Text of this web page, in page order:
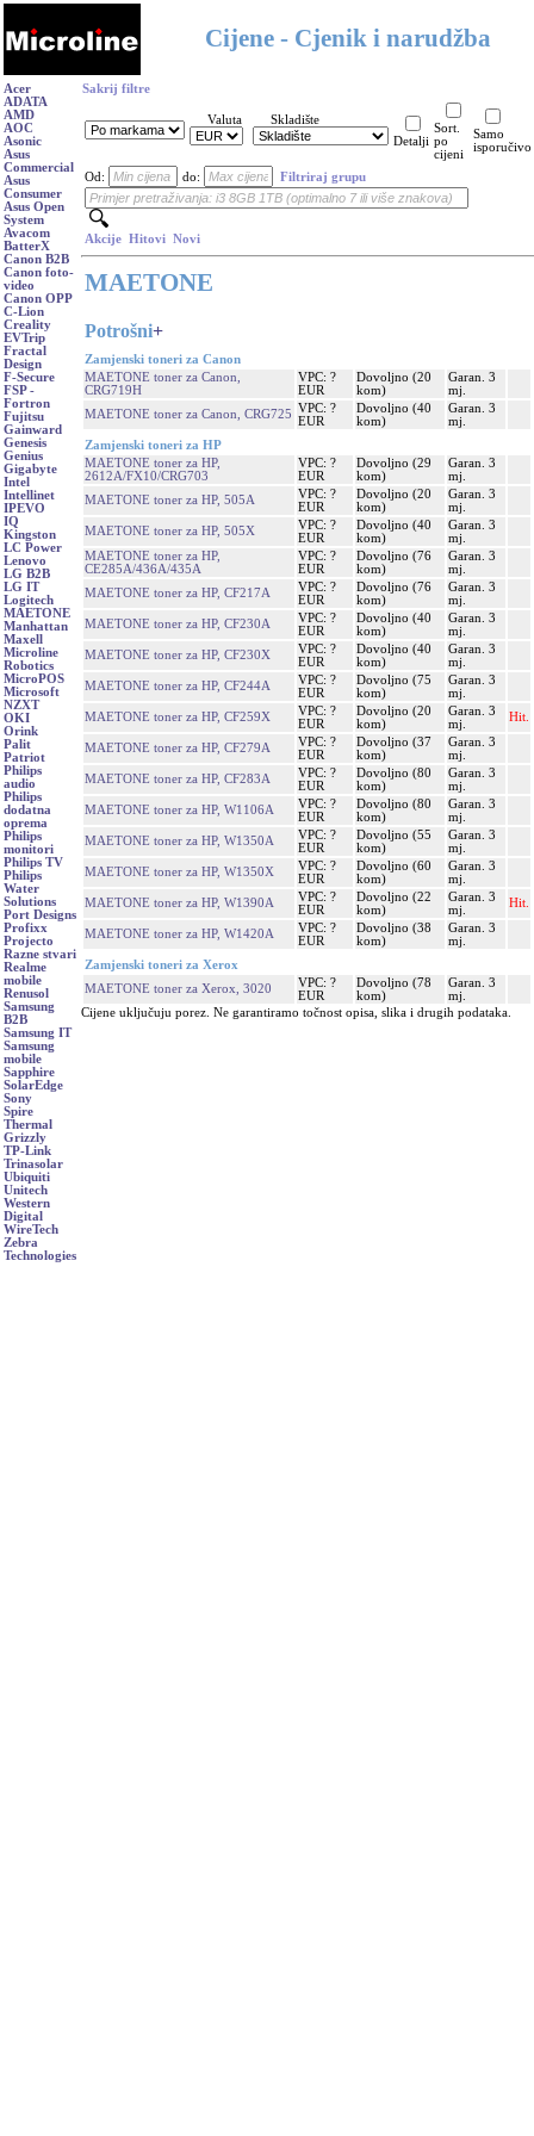
Cijene - Cjenik i narudžba
Acer
ADATA
AMD
AOC
Asonic
Asus
Commercial
Asus
Consumer
Asus Open
System
Avacom
BatterX
Canon B2B
Canon foto-
video
Canon OPP
C-Lion
Creality
EVTrip
Fractal
Design
F-Secure
FSP -
Fortron
Fujitsu
Gainward
Genesis
Genius
Gigabyte
Intel
Intellinet
IPEVO
IQ
Kingston
LC Power
Lenovo
LG B2B
LG IT
Logitech
MAETONE
Manhattan
Maxell
Microline
Robotics
MicroPOS
Microsoft
NZXT
OKI
Orink
Palit
Patriot
Philips
audio
Philips
dodatna
oprema
Philips
monitori
Philips TV
Philips
Water
Solutions
Port Designs
Profixx
Projecto
Razne stvari
Realme
mobile
Renusol
Samsung
B2B
Samsung IT
Samsung
mobile
Sapphire
SolarEdge
Sony
Spire
Thermal
Grizzly
TP-Link
Trinasolar
Ubiquiti
Unitech
Western
Digital
WireTech
Zebra
Technologies
Sakrij filtre
Valuta
Skladište
Detalji
Sort.
po
cijeni
Samo
isporučivo
Od: do: Filtriraj grupu
Akcije Hitovi Novi
MAETONE
Potrošni+
Zamjenski toneri za Canon
MAETONE toner za Canon,
CRG719H
VPC: ?
EUR
Dovoljno (20
kom)
Garan. 3
mj.
MAETONE toner za Canon, CRG725 VPC: ?
EUR
Dovoljno (40
kom)
Garan. 3
mj.
Zamjenski toneri za HP
MAETONE toner za HP,
2612A/FX10/CRG703
VPC: ?
EUR
Dovoljno (29
kom)
Garan. 3
mj.
MAETONE toner za HP, 505A
VPC: ?
EUR
Dovoljno (20
kom)
Garan. 3
mj.
MAETONE toner za HP, 505X
VPC: ?
EUR
Dovoljno (40
kom)
Garan. 3
mj.
MAETONE toner za HP,
CE285A/436A/435A
VPC: ?
EUR
Dovoljno (76
kom)
Garan. 3
mj.
MAETONE toner za HP, CF217A
VPC: ?
EUR
Dovoljno (76
kom)
Garan. 3
mj.
MAETONE toner za HP, CF230A
VPC: ?
EUR
Dovoljno (40
kom)
Garan. 3
mj.
MAETONE toner za HP, CF230X
VPC: ?
EUR
Dovoljno (40
kom)
Garan. 3
mj.
MAETONE toner za HP, CF244A
VPC: ?
EUR
Dovoljno (75
kom)
Garan. 3
mj.
MAETONE toner za HP, CF259X
VPC: ?
EUR
Dovoljno (20
kom)
Garan. 3
mj.
Hit.
MAETONE toner za HP, CF279A
VPC: ?
EUR
Dovoljno (37
kom)
Garan. 3
mj.
MAETONE toner za HP, CF283A
VPC: ?
EUR
Dovoljno (80
kom)
Garan. 3
mj.
MAETONE toner za HP, W1106A
VPC: ?
EUR
Dovoljno (80
kom)
Garan. 3
mj.
MAETONE toner za HP, W1350A
VPC: ?
EUR
Dovoljno (55
kom)
Garan. 3
mj.
MAETONE toner za HP, W1350X
VPC: ?
EUR
Dovoljno (60
kom)
Garan. 3
mj.
MAETONE toner za HP, W1390A
VPC: ?
EUR
Dovoljno (22
kom)
Garan. 3
mj.
Hit.
MAETONE toner za HP, W1420A
VPC: ?
EUR
Dovoljno (38
kom)
Garan. 3
mj.
Zamjenski toneri za Xerox
MAETONE toner za Xerox, 3020
VPC: ?
EUR
Dovoljno (78
kom)
Garan. 3
mj.
Cijene uključuju porez. Ne garantiramo točnost opisa, slika i drugih podataka.